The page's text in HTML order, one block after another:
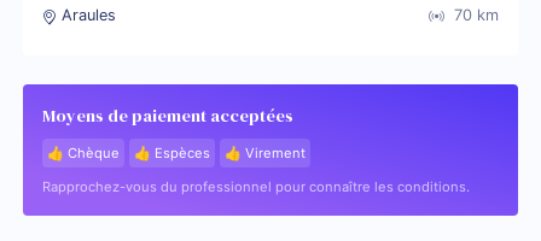
Araules 70 km
Moyens de paiement acceptées
👍 Chèque 👍 Espèces
👍 Virement
Rapprochez-vous du professionnel pour connaître les conditions.